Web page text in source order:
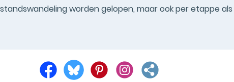
worden gelopen, maar ook per etappe als